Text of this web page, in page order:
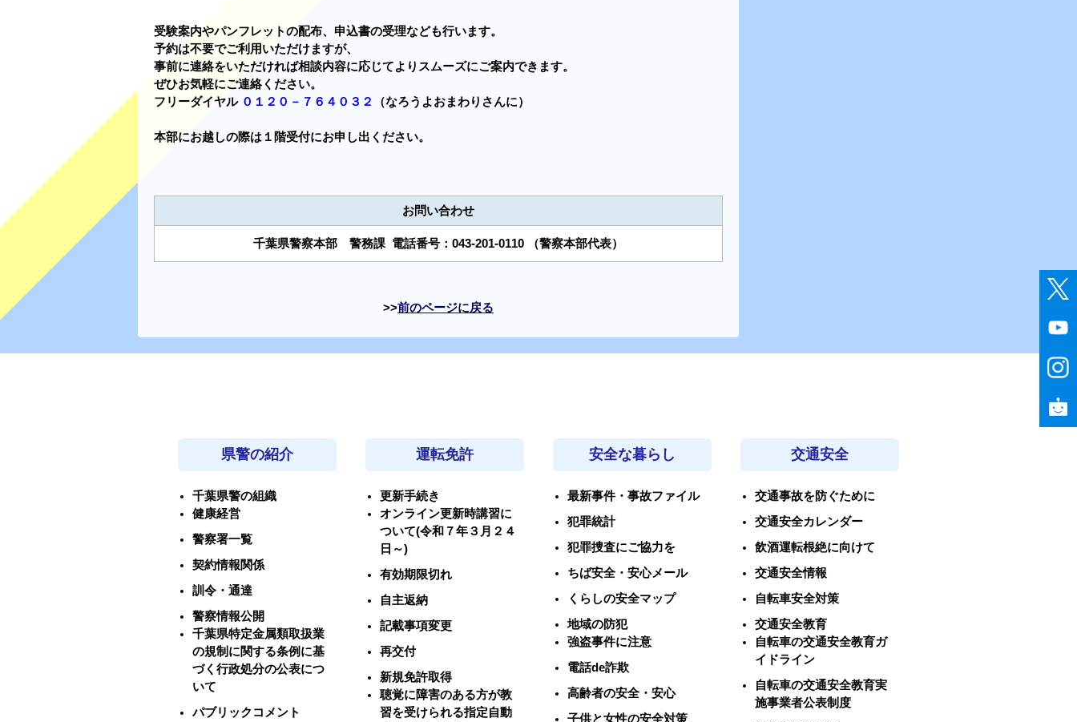
受験案内やパンフレットの配布、申込書の受理なども行います。
予約は不要でご利用いただけますが、
事前に連絡をいただければ相談内容に応じてよりスムーズにご案内できます。
ぜひお気軽にご連絡ください。
フリーダイヤル ０１２０－７６４０３２ （なろうよおまわりさんに）
本部にお越しの際は１階受付にお申し出ください。
お問い合わせ
千葉県警察本部 警務課 電話番号： 043-201-0110 （警察本部代表）
前のページに戻る
県警の紹介
千葉県警の組織
健康経営
警察署一覧
契約情報関係
訓令・通達
警察情報公開
千葉県特定金属類取扱業
の規制に関する条例に基
づく行政処分の公表につ
いて
パブリックコメント
運転免許
更新手続き
オンライン更新時講習に
ついて(令和７年３月２４
日～)
有効期限切れ
自主返納
記載事項変更
再交付
新規免許取得
聴覚に障害のある方が教
習を受けられる指定自動
安全な暮らし
最新事件・事故ファイル
犯罪統計
犯罪捜査にご協力を
ちば安全・安心メール
くらしの安全マップ
地域の防犯
強盗事件に注意
電話de詐欺
高齢者の安全・安心
子供と女性の安全対策
交通安全
交通事故を防ぐために
交通安全カレンダー
飲酒運転根絶に向けて
交通安全情報
自転車安全対策
交通安全教育
自転車の交通安全教育ガ
イドライン
自転車の交通安全教育実
施事業者公表制度